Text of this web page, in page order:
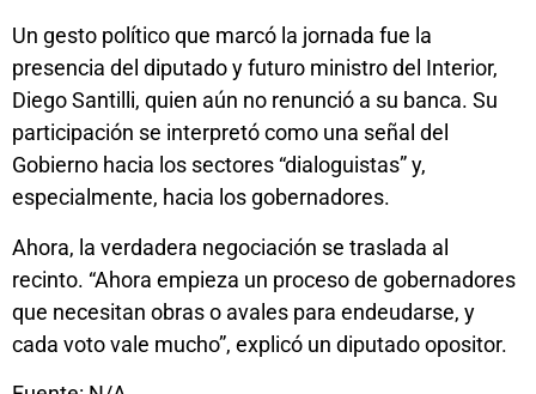
Un gesto político que marcó la jornada fue la
presencia del diputado y futuro ministro del Interior,
Diego Santilli, quien aún no renunció a su banca. Su
participación se interpretó como una señal del
Gobierno hacia los sectores “dialoguistas” y,
especialmente, hacia los gobernadores.
Ahora, la verdadera negociación se traslada al
recinto. “Ahora empieza un proceso de gobernadores
que necesitan obras o avales para endeudarse, y
cada voto vale mucho”, explicó un diputado opositor.